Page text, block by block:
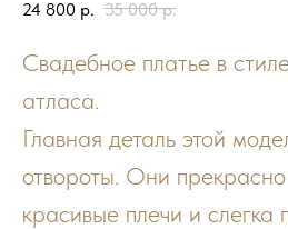
24 800 р. 35 000 р.
Свадебное платье в
атласа.
Главная деталь этой
отвороты. Они
красивые плечи и слегка